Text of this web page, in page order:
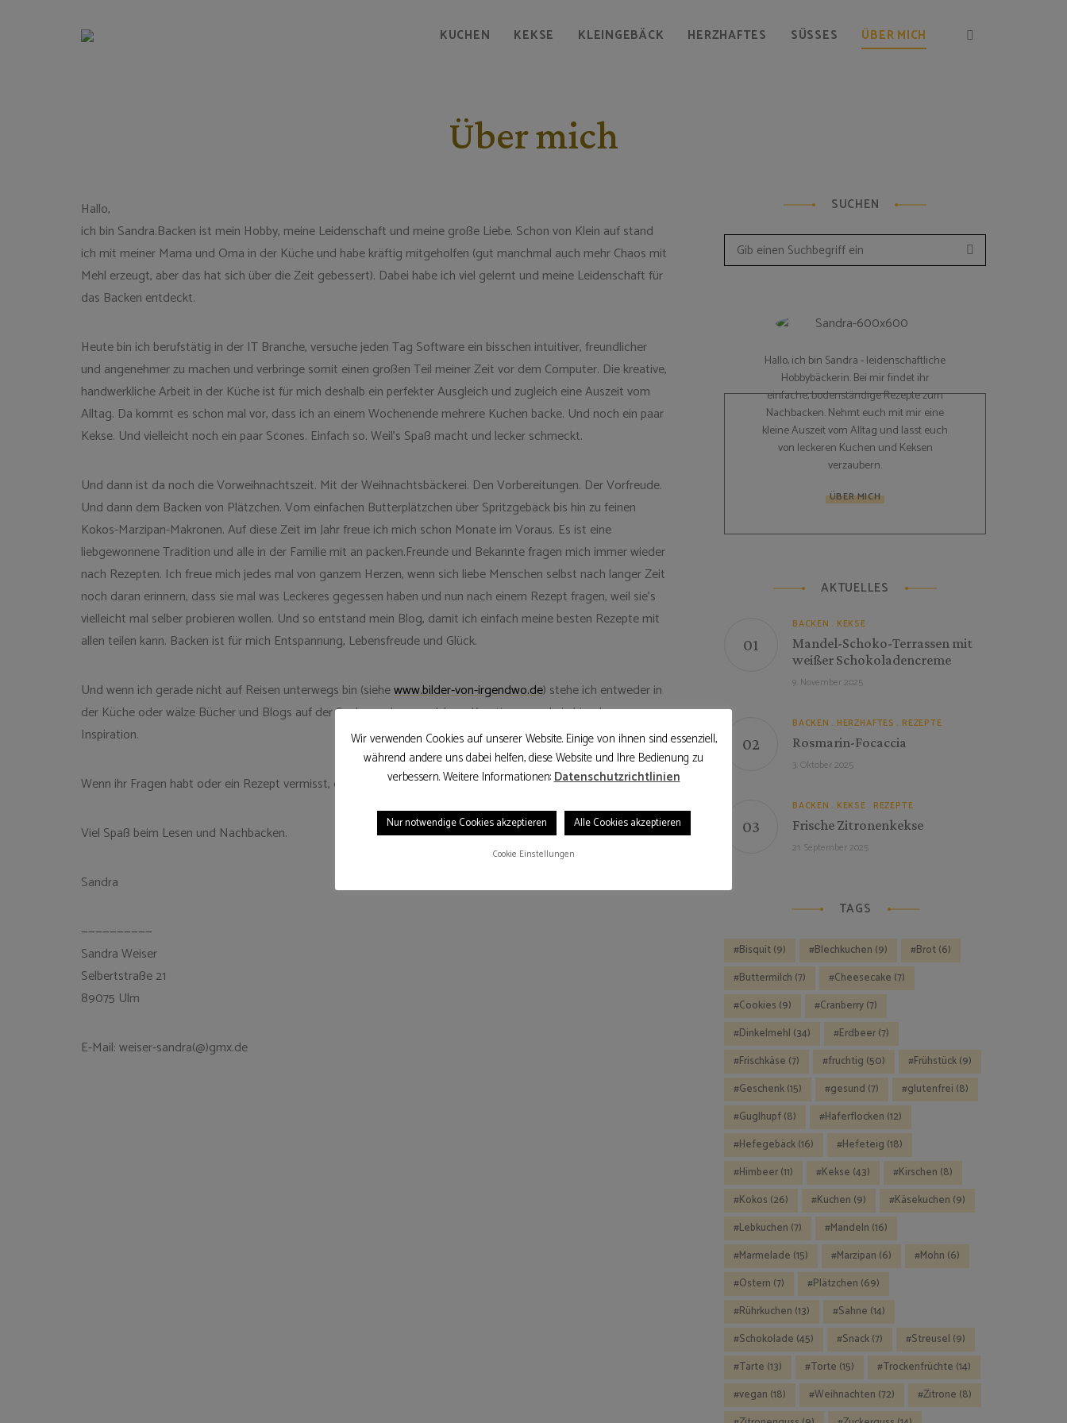
TEIGWUNDER
Backen
KUCHEN KEKSE KLEINGEBÄCK HERZHAFTES SÜSSES ÜBER MICH
Über mich
Hallo,
ich bin Sandra.Backen ist mein Hobby, meine Leidenschaft und meine große Liebe. Schon von Klein auf stand
ich mit meiner Mama und Oma in der Küche und habe kräftig mitgeholfen (gut manchmal auch mehr Chaos mit
Mehl erzeugt, aber das hat sich über die Zeit gebessert). Dabei habe ich viel gelernt und meine Leidenschaft für
das Backen entdeckt.
Heute bin ich berufstätig in der IT Branche, versuche jeden Tag Software ein bisschen intuitiver, freundlicher
und angenehmer zu machen und verbringe somit einen großen Teil meiner Zeit vor dem Computer. Die kreative,
handwerkliche Arbeit in der Küche ist für mich deshalb ein perfekter Ausgleich und zugleich eine Auszeit vom
Alltag. Da kommt es schon mal vor, dass ich an einem Wochenende mehrere Kuchen backe. Und noch ein paar
Kekse. Und vielleicht noch ein paar Scones. Einfach so. Weil’s Spaß macht und lecker schmeckt.
Und dann ist da noch die Vorweihnachtszeit. Mit der Weihnachtsbäckerei. Den Vorbereitungen. Der Vorfreude.
Und dann dem Backen von Plätzchen. Vom einfachen Butterplätzchen über Spritzgebäck bis hin zu feinen
Kokos-Marzipan-Makronen. Auf diese Zeit im Jahr freue ich mich schon Monate im Voraus. Es ist eine
liebgewonnene Tradition und alle in der Familie mit an packen.Freunde und Bekannte fragen mich immer wieder
nach Rezepten. Ich freue mich jedes mal von ganzem Herzen, wenn sich liebe Menschen selbst nach langer Zeit
noch daran erinnern, dass sie mal was Leckeres gegessen haben und nun nach einem Rezept fragen, weil sie’s
vielleicht mal selber probieren wollen. Und so entstand mein Blog, damit ich einfach meine besten Rezepte mit
allen teilen kann. Backen ist für mich Entspannung, Lebensfreude und Glück.
Und wenn ich gerade nicht auf Reisen unterwegs bin (siehewww.bilder-von-irgendwo.de) stehe ich entweder in
der Küche oder wälze Bücher und Blogs auf der Suche nach neuen Ideen, Kreationen und ein bisschen
Inspiration.
Wenn ihr Fragen habt oder ein Rezept vermisst, dann meldet euch gerne bei mir.
Viel Spaß beim Lesen und Nachbacken.
Sandra
——————————
Sandra Weiser
Selbertstraße 21
89075 Ulm
E-Mail: weiser-sandra(@)gmx.de
SUCHEN
Search
Suchen
Hallo, ich bin Sandra - leidenschaftliche
Hobbybäckerin. Bei mir findet ihr
einfache, bodenständige Rezepte zum
Nachbacken. Nehmt euch mit mir eine
kleine Auszeit vom Alltag und lasst euch
von leckeren Kuchen und Keksen
verzaubern.
ÜBER MICH
AKTUELLES
BACKEN KEKSE
Mandel-Schoko-Terrassen mit
weißer Schokoladencreme
9. November 2025
BACKEN HERZHAFTES REZEPTE
Rosmarin-Focaccia
3. Oktober 2025
BACKEN KEKSE REZEPTE
Frische Zitronenkekse
21. September 2025
TAGS
Bisquit(9) Blechkuchen (9) Brot(6)
Buttermilch (7) Cheesecake (7)
Cookies (9) Cranberry(7)
Dinkelmehl (34) Erdbeer(7)
Frischkäse (7) fruchtig (50) Frühstück(9)
Geschenk(15) gesund (7) glutenfrei (8)
Guglhupf(8) Haferflocken (12)
Hefegebäck(16) Hefeteig (18)
Himbeer(11) Kekse (43) Kirschen (8)
Kokos (26) Kuchen (9) Käsekuchen (9)
Lebkuchen (7) Mandeln (16)
Marmelade (15) Marzipan (6) Mohn (6)
Ostern (7) Plätzchen (69)
Rührkuchen (13) Sahne (14)
Schokolade (45) Snack(7) Streusel (9)
Tarte (13) Torte (15) Trockenfrüchte (14)
vegan (18) Weihnachten (72) Zitrone (8)
Wir verwenden Cookies auf unserer Website. Einige von ihnen sind essenziell,
während andere uns dabei helfen, diese Website und Ihre Bedienung zu
verbessern. Weitere Informationen:Datenschutzrichtlinien
Nur notwendige Cookies akzeptieren Alle Cookies akzeptieren
Cookie Einstellungen